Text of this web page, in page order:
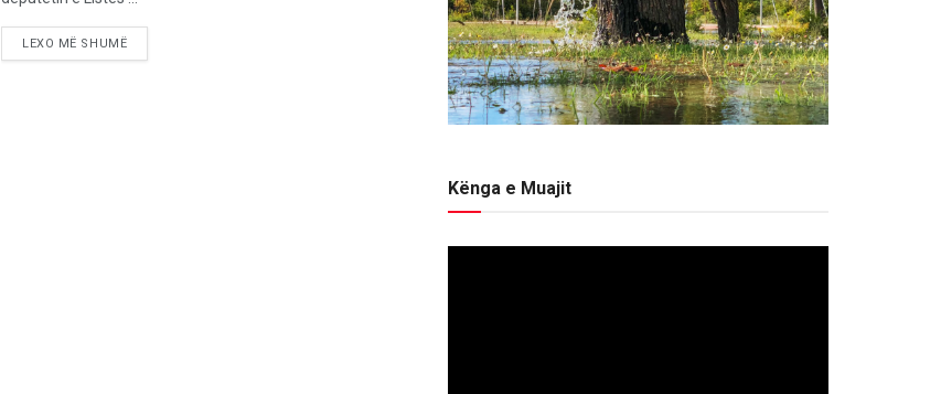
LEXO MË SHUMË
Kënga e Muajit